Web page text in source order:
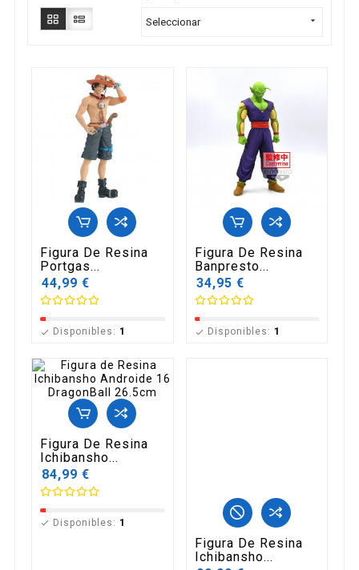
Seleccionar 
Figura De Resina
Portgas...
44,99 €
 Disponibles: 1
Figura De Resina
Banpresto...
34,95 €
 Disponibles: 1
Figura De Resina
Ichibansho...
84,99 €
 Disponibles: 1
Figura De Resina
Ichibansho...